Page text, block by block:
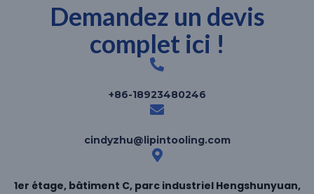
Demandez un devis
complet ici !
+86-18923480246
cindyzhu@lipintooling.com
1er étage, bâtiment C, parc industriel Hengshunyuan,